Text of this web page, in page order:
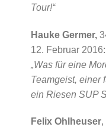
Tour!“
Hauke Germer,
12. Februar 2016:
„Was für eine
Teamgeist, einer
ein Riesen SUP
Felix Ohlheuser,